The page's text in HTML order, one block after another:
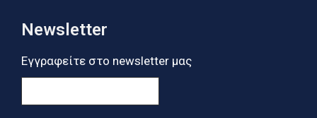
Newsletter
Εγγραφείτε στο newsletter μας